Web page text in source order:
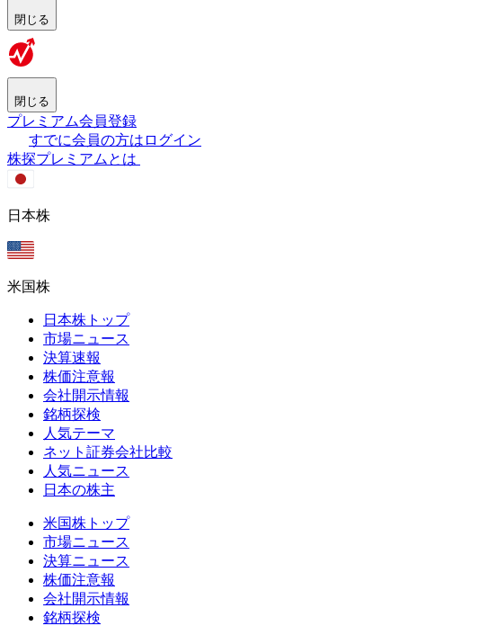
閉じる
閉じる
プレミアム会員登録
すでに会員の方はログイン
株探プレミアムとは
日本株
米国株
日本株トップ
市場ニュース
決算速報
株価注意報
会社開示情報
銘柄探検
人気テーマ
ネット証券会社比較
人気ニュース
日本の株主
米国株トップ
市場ニュース
決算ニュース
株価注意報
会社開示情報
銘柄探検